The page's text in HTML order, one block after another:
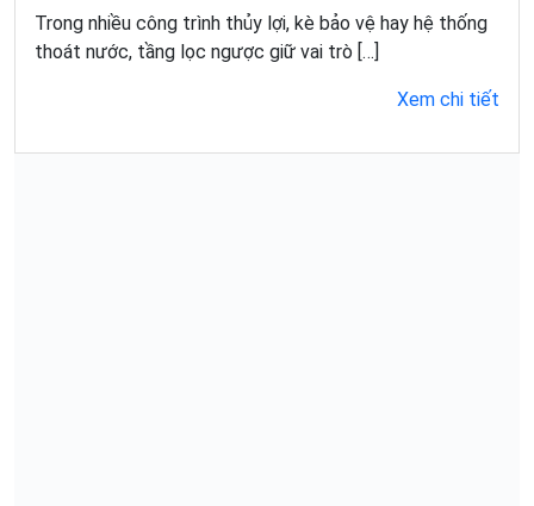
Trong nhiều công trình thủy lợi, kè bảo vệ hay hệ thống
thoát nước, tầng lọc ngược giữ vai trò […]
Xem chi tiết